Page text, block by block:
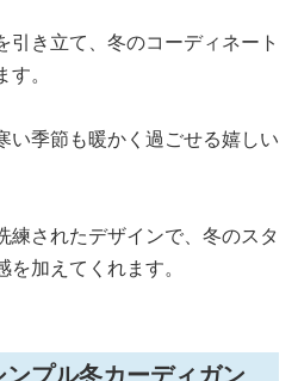
引き立て、冬のコーディネート
。
い季節も暖かく過ごせる嬉しい
練されたデザインで、冬のスタ
加えてくれます。
プル冬カーディガン